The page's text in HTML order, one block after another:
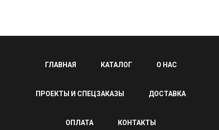
ГЛАВНАЯ КАТАЛОГ О НАС
ПРОЕКТЫ И СПЕЦЗАКАЗЫ ДОСТАВКА
ОПЛАТА КОНТАКТЫ